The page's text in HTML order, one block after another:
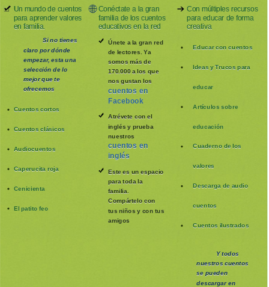
Un mundo de cuentos
para aprender valores
en familia.
Si no tienes
claro por dónde
empezar, esta una
selección de lo
mejor que te
ofrecemos
Cuentos cortos
Cuentos clásicos
Audiocuentos
Caperucita roja
Cenicienta
El patito feo
Conéctate a la gran
familia de los cuentos
educativos en la red
Únete a la gran red
de lectores. Ya
somos más de
170.000 a los que
nos gustan los
cuentos en
Facebook
Atrévete con el
inglés y prueba
nuestros
cuentos en
inglés
Este es un espacio
para toda la
familia
Compártelo con
tus niños y con tus
amigos
Con múltiples recursos
para educar de forma
creativa
Educar con cuentos
Ideas y Trucos para
educar
Artículos sobre
educación
Cuaderno de los
valores
Descarga de audio
cuentos
Cuentos ilustrados
Y todos
nuestros cuentos
se pueden
descargar en